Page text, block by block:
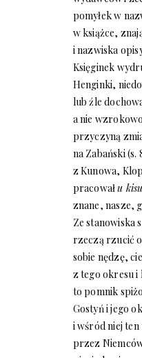
pomyłek w
w książce,
i nazwiska
Księginek
Henginki,
lub źle
a nie
przyczyną
na Zabański (s.
z Kunowa,
pracowału kisu
znane, nasze,
Ze stanowiska
rzeczą rzucić
sobie nędzę,
z tego okresu i
to pomnik
Gostyń i jego
i wśród niej ten
przez